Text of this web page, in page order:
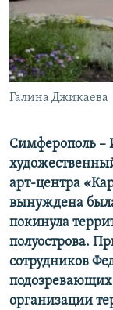
ПОБЕДИТЕЛЕЙ НЕ
ELIFBE
УКРАИНСКАЯ
ПРИСОЕДИНЯЙТЕСЬ!
Галина Джикаева
Симферополь –
арт-центра
вынуждена
покинула
полуострова.
сотрудников
организации